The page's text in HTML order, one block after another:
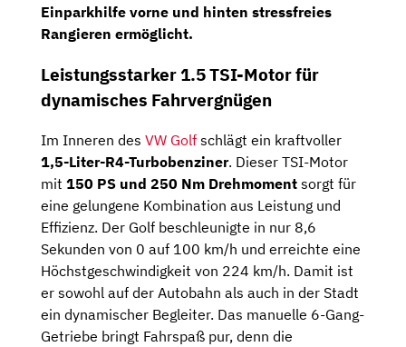
Einparkhilfe vorne und hinten stressfreies
Rangieren ermöglicht.
Leistungsstarker 1.5 TSI-Motor für
dynamisches Fahrvergnügen
Im Inneren des VW Golf schlägt ein kraftvoller
1,5-Liter-R4-Turbobenziner. Dieser TSI-Motor
mit 150 PS und 250 Nm Drehmoment sorgt für
eine gelungene Kombination aus Leistung und
Effizienz. Der Golf beschleunigte in nur 8,6
Sekunden von 0 auf 100 km/h und erreichte eine
Höchstgeschwindigkeit von 224 km/h. Damit ist
er sowohl auf der Autobahn als auch in der Stadt
ein dynamischer Begleiter. Das manuelle 6-Gang-
Getriebe bringt Fahrspaß pur, denn die